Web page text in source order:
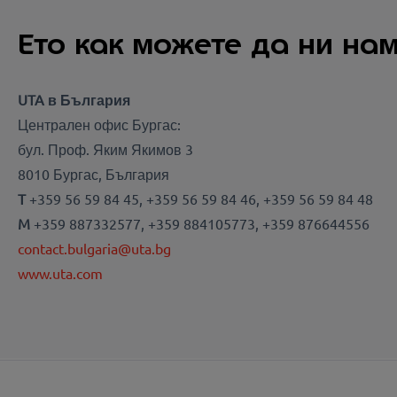
Ето как можете да ни
UTA в България
Централен офис Бургас:
бул. Проф. Яким Якимов 3
8010 Бургас, България
T+359 56 59 84 45, +359 56 59 84 46, +359 56 59 84 48
M +359 887332577, +359 884105773, +359 876644556
contact.bulgaria@uta.bg
www.uta.com